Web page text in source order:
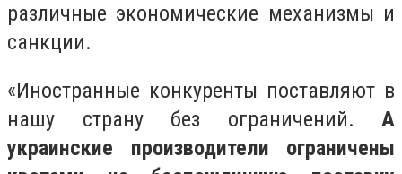
различные экономические механизмы и
санкции.
«Иностранные конкуренты поставляют в
нашу страну без ограничений. А
украинские производители ограничены